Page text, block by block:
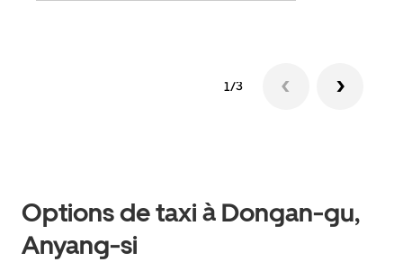
1/3
Options de taxi à Dongan-gu,
Anyang-si